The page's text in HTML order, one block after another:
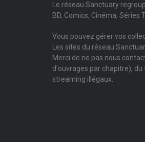
Le réseau Sanctuary
BD, Comics, Cinéma, Séries
Vous pouvez gérer vos
Les sites du réseau
Merci de ne pas nous
d'ouvrages par chapitre),
streaming illégaux.